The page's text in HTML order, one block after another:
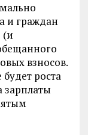
и граждан
(и
взносов.
роста
зарплаты